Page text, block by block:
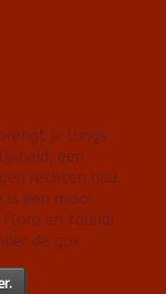
je langs
een
rechten had.
is een mooi
en fauna!
de gpx